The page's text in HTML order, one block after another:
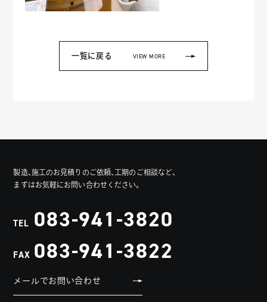
一覧に戻る VIEW MORE
製造、施工のお見積りのご依頼、工期のご相談など、
まずはお気軽にお問い合わせください。
TEL 083-941-3820
FAX 083-941-3822
メールでお問い合わせ